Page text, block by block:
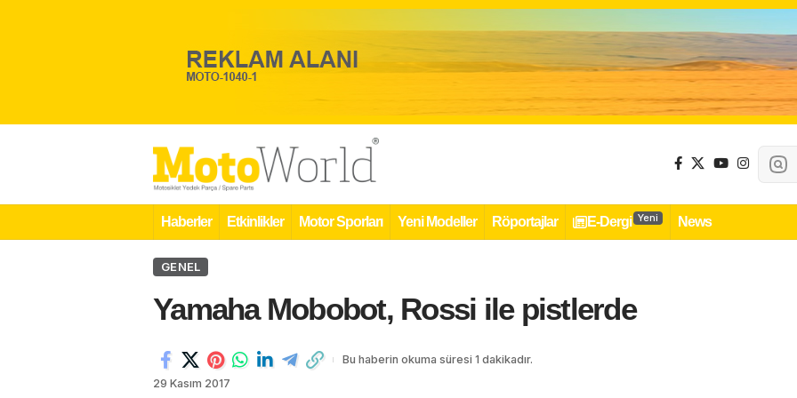
Haberler Etkinlikler Motor Sporları Yeni Modeller Röportajlar E-Dergi Yeni News
GENEL
Yamaha Mobobot, Rossi ile pistlerde
29 Kasım 2017
Bu haberin okuma süresi 1 dakikadır.